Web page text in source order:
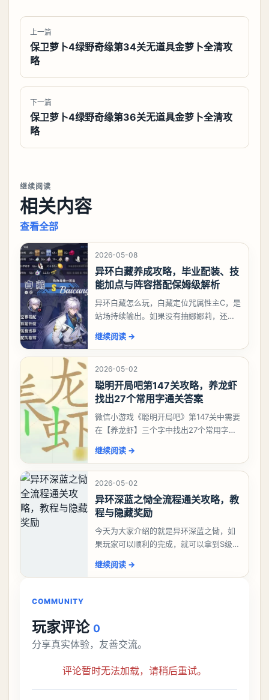
上一篇
保卫萝卜4绿野奇缘第34关无道具金萝卜全清攻
略
下一篇
保卫萝卜4绿野奇缘第36关无道具金萝卜全清攻
略
继续阅读
相关内容
查看全部
2026-05-08
异环白藏养成攻略，毕业配装、技
能加点与阵容搭配保姆级解析
异环白藏怎么玩，白藏定位咒属性主C，是
站场持续输出。如果没有抽娜娜莉，还没
有娜娜莉缺另外一个二队C想打深渊也可以
考虑养个白藏
继续阅读 →
2026-05-02
聪明开局吧第147关攻略，养龙虾
找出27个常用字通关答案
微信小游戏《聪明开局吧》第147关中需要
在【养龙虾】三个字中找出27个常用字，
大、夫、夰、巾、中、虫、下、虾、卜、
囗、吓、卟、
继续阅读 →
2026-05-02
异环深蓝之恸全流程通关攻略，教
程与隐藏奖励
今天为大家介绍的就是异环深蓝之恸，如
果玩家可以顺利的完成，就可以拿到S级弧
比较高的，对于那些新手玩家并不建议直
继续阅读 →
COMMUNITY
玩家评论 0
分享真实体验，友善交流。
评论暂时无法加载，请稍后重试。